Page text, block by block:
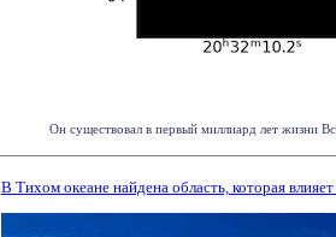
Он существовал в первый миллиард лет жизни
В Тихом океане найдена область, которая